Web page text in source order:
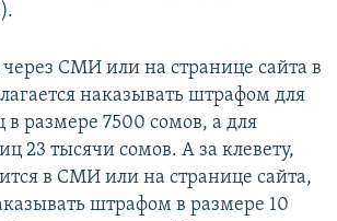
через СМИ или на странице сайта в
наказывать штрафом для
размере 7500 сомов, а для
23 тысячи сомов. А за клевету,
в СМИ или на странице сайта,
штрафом в размере 10